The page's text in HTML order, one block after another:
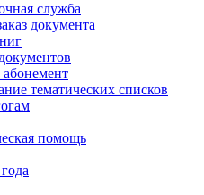
служба
документа
тематических списков
помощь